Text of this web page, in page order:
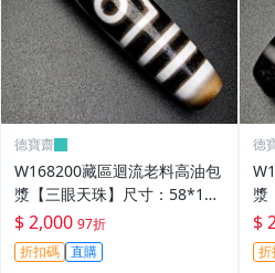
德寶齋
W168200藏區迴流老料高油包
漿【三眼天珠】尺寸：58*13
毫米 重量15.2克馬蹄清紋晰 天
珠 瑪瑙 文玩【德寶齋】499
$ 2,000 97折
折扣碼 直購
德
漿
毫
天
$
折